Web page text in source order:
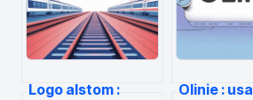
Logo alstom :
Olinie :